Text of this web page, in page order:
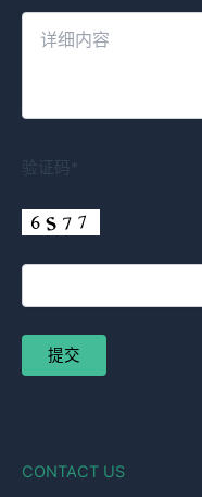
验证码*
CONTACT US